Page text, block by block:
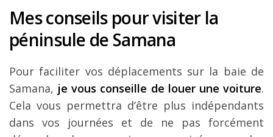
Mes conseils pour visiter la
péninsule de Samana
Pour faciliter vos déplacements sur la baie de
Samana, je vous conseille de louer une voiture.
Cela vous permettra d’être plus indépendants
dans vos journées et de ne pas forcément